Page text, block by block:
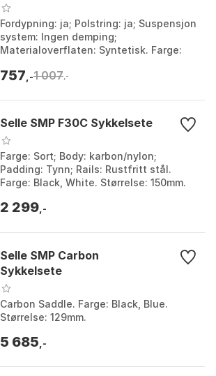
Fordypning: ja; Polstring: ja; Suspensjon
system: Ingen demping;
Materialoverflaten: Syntetisk. Farge:
Størrelse: 127mm, 14...
757 ,-1 007 ,-
Selle SMP F30C Sykkelsete
Farge: Sort; Body: karbon/nylon;
Padding: Tynn; Rails: Rustfritt stål.
Farge: Black, White. Størrelse: 150mm.
2 299 ,-
Selle SMP Carbon
Sykkelsete
Carbon Saddle. Farge: Black, Blue.
Størrelse: 129mm.
5 685 ,-